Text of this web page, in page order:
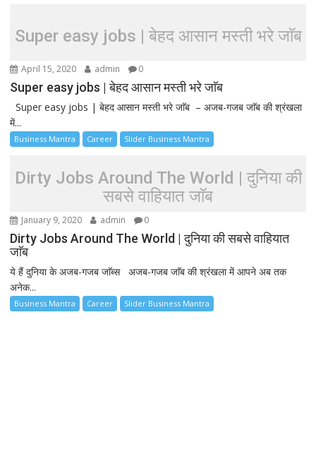
Super easy jobs | बेहद आसान मस्ती भरे जाॅब
April 15, 2020 admin 0
Super easy jobs | बेहद आसान मस्ती भरे जाॅब
Super easy jobs | बेहद आसान मस्ती भरे जाॅब – अजब-गजब जाॅब की श्रंखला
में...
Business Mantra Career Slider Business Mantra
Dirty Jobs Around The World | दुनिया की
सबसे वाहियात जाॅब
January 9, 2020 admin 0
Dirty Jobs Around The World | दुनिया की सबसे वाहियात
जाॅब
ये हैं दुनिया के अजब-गजब जाॅब्स अजब-गजब जाॅब की श्रंखला में आपने अब तक
अनेक...
Business Mantra Career Slider Business Mantra